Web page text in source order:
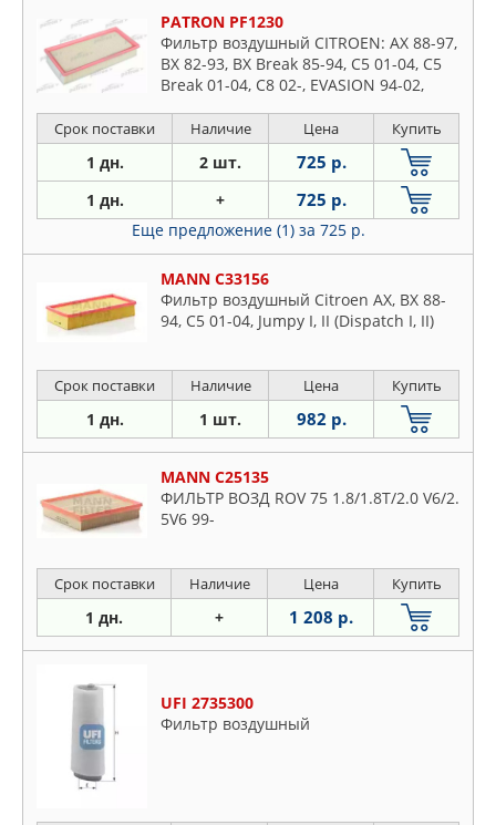
PATRON PF1230
Фильтр воздушный CITROEN: AX 88-97,
BX 82-93, BX Break 85-94, C5 01-04, C5
Break 01-04, C8 02-, EVASION 94-02,
Срок поставки Наличие Цена Купить
1 дн. 2 шт. 725 р.
1 дн. + 725 р.
Еще предложение (1) за 725 р.
MANN C33156
Фильтр воздушный Citroen AX, BX 88-
94, C5 01-04, Jumpy I, II (Dispatch I, II)
Срок поставки Наличие Цена Купить
1 дн. 1 шт. 982 р.
MANN C25135
ФИЛЬТР ВОЗД ROV 75 1.8/1.8T/2.0 V6/2.
5V6 99-
Срок поставки Наличие Цена Купить
1 дн. + 1 208 р.
UFI 2735300
Фильтр воздушный